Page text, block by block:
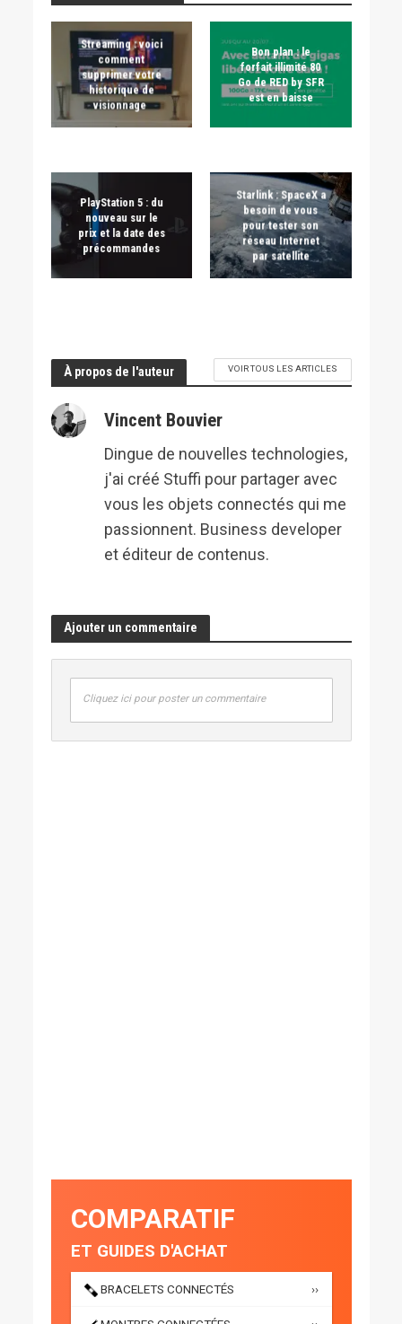
Streaming : voici
comment
supprimer votre
historique de
visionnage
Bon plan : le
forfait illimité 80
Go de RED by SFR
est en baisse
PlayStation 5 : du
nouveau sur le
prix et la date des
précommandes
Starlink : SpaceX a
besoin de vous
pour tester son
réseau Internet
par satellite
À propos de l'auteur VOIR TOUS LES ARTICLES
Vincent Bouvier
Dingue de nouvelles technologies,
j'ai créé Stuffi pour partager avec
vous les objets connectés qui me
passionnent. Business developer
et éditeur de contenus.
Ajouter un commentaire
Cliquez ici pour poster un commentaire
COMPARATIF
ET GUIDES D'ACHAT
BRACELETS CONNECTÉS ››